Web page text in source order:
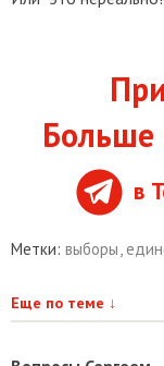
Больше
в
Метки: выборы,
Еще по теме ↓